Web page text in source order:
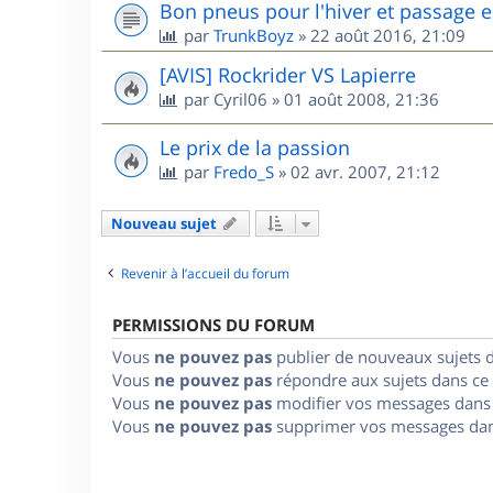
Bon pneus pour l'hiver et passage
par TrunkBoyz » 22 août 2016, 21:09
[AVIS] Rockrider VS Lapierre
par Cyril06 » 01 août 2008, 21:36
Le prix de la passion
par Fredo_S » 02 avr. 2007, 21:12
Nouveau sujet
Revenir à l’accueil du forum
PERMISSIONS DU FORUM
Vous ne pouvez pas publier de nouveaux sujets
Vous ne pouvez pas répondre aux sujets dans
Vous ne pouvez pas modifier vos messages
Vous ne pouvez pas supprimer vos messages